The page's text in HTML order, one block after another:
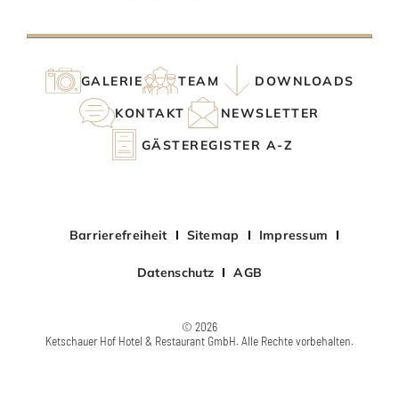
GALERIE TEAM
DOWNLOADS
KONTAKT
NEWSLETTER
GÄSTEREGISTER A-Z
Barrierefreiheit Sitemap Impressum
Datenschutz AGB
© 2026
Ketschauer Hof Hotel & Restaurant GmbH. Alle Rechte vorbehalten.